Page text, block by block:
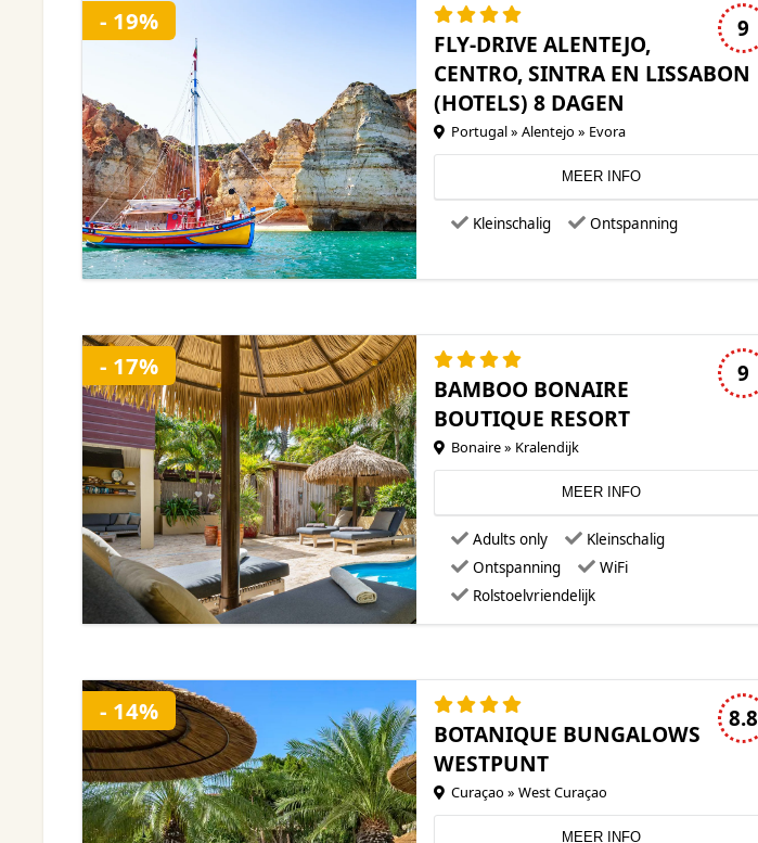
9
FLY-DRIVE ALENTEJO,
CENTRO, SINTRA EN LISSABON
(HOTELS) 8 DAGEN
Portugal » Alentejo » Evora
MEER INFO
Kleinschalig Ontspanning
- 19%
9
BAMBOO BONAIRE
BOUTIQUE RESORT
Bonaire » Kralendijk
MEER INFO
Adults only
Kleinschalig
Ontspanning
WiFi
Rolstoelvriendelijk
- 17%
8.8
BOTANIQUE BUNGALOWS
WESTPUNT
Curaçao » West Curaçao
MEER INFO
- 14%